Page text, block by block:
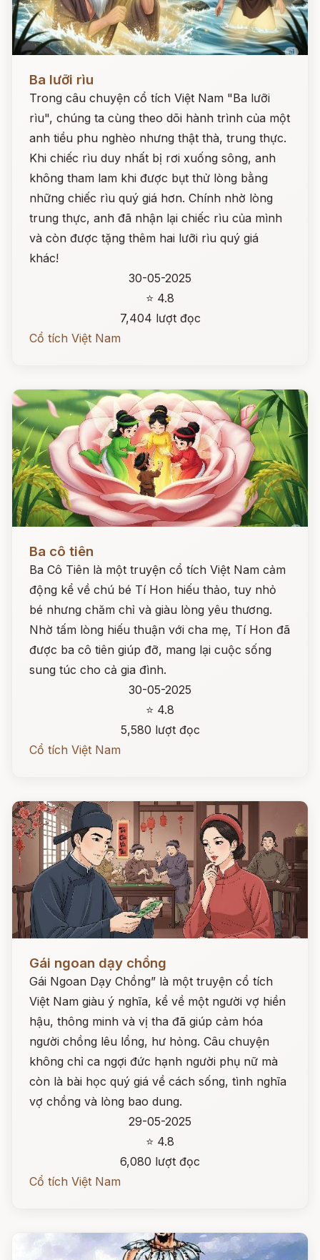
Ba lưỡi rìu
Trong câu chuyện cổ tích Việt Nam "Ba lưỡi
rìu", chúng ta cùng theo dõi hành trình của một
anh tiều phu nghèo nhưng thật thà, trung thực.
Khi chiếc rìu duy nhất bị rơi xuống sông, anh
không tham lam khi được bụt thử lòng bằng
những chiếc rìu quý giá hơn. Chính nhờ lòng
trung thực, anh đã nhận lại chiếc rìu của mình
và còn được tặng thêm hai lưỡi rìu quý giá
khác!
30-05-2025
⭐ 4.8
7,404 lượt đọc
Cổ tích Việt Nam
Ba cô tiên
Ba Cô Tiên là một truyện cổ tích Việt Nam cảm
động kể về chú bé Tí Hon hiếu thảo, tuy nhỏ
bé nhưng chăm chỉ và giàu lòng yêu thương.
Nhờ tấm lòng hiếu thuận với cha mẹ, Tí Hon đã
được ba cô tiên giúp đỡ, mang lại cuộc sống
sung túc cho cả gia đình.
30-05-2025
⭐ 4.8
5,580 lượt đọc
Cổ tích Việt Nam
Gái ngoan dạy chồng
Gái Ngoan Dạy Chồng” là một truyện cổ tích
Việt Nam giàu ý nghĩa, kể về một người vợ hiền
hậu, thông minh và vị tha đã giúp cảm hóa
người chồng lêu lổng, hư hỏng. Câu chuyện
không chỉ ca ngợi đức hạnh người phụ nữ mà
còn là bài học quý giá về cách sống, tình nghĩa
vợ chồng và lòng bao dung.
29-05-2025
⭐ 4.8
6,080 lượt đọc
Cổ tích Việt Nam